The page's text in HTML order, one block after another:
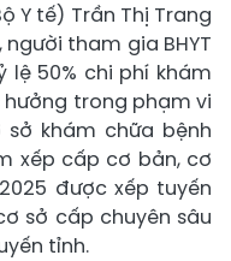
Y tế) Trần Thị Trang
tham gia BHYT
lệ 50% chi phí khám
trong phạm vi
khám chữa bệnh
xếp cấp cơ bản, cơ
được xếp tuyến
sở cấp chuyên sâu
tỉnh.